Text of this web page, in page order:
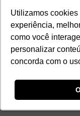
Utilizamos
experiência,
como você
personalizar
concorda com o
Utilizamos
experiência,
como você
personalizar
concorda com o